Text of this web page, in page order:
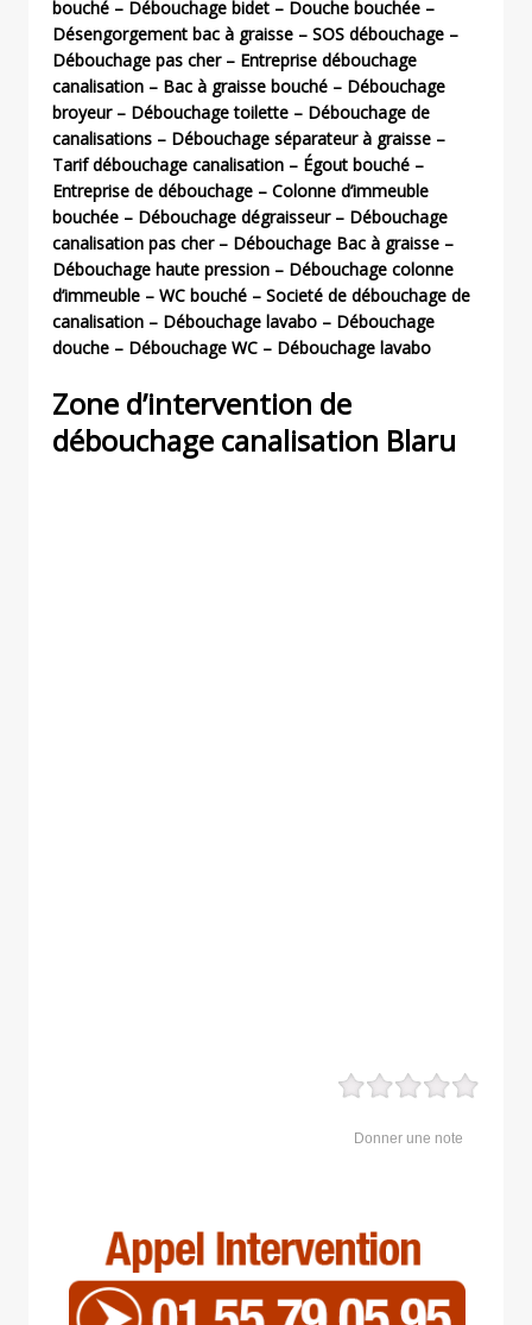
bouché – Débouchage bidet – Douche bouchée –
Désengorgement bac à graisse – SOS débouchage –
Débouchage pas cher – Entreprise débouchage
canalisation – Bac à graisse bouché – Débouchage
broyeur – Débouchage toilette – Débouchage de
canalisations – Débouchage séparateur à graisse –
Tarif débouchage canalisation – Égout bouché –
Entreprise de débouchage – Colonne d’immeuble
bouchée – Débouchage dégraisseur – Débouchage
canalisation pas cher – Débouchage Bac à graisse –
Débouchage haute pression – Débouchage colonne
d’immeuble – WC bouché – Societé de débouchage de
canalisation – Débouchage lavabo – Débouchage
douche – Débouchage WC – Débouchage lavabo
Zone d’intervention de
débouchage canalisation Blaru
Donner une note